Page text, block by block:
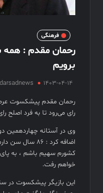
فیلم های
فرهنگی
رحمان مقدم : همه
برویم
1403-04-14
رحمان مقدم پیشکسوت
رای می‌رود تا به فرد اصلح
وی در آستانه چهاردهمین
اضافه کرد : ۸۶
کشورم سهیم باشم ، به
خواهم رفت.
این بازیگر پیشکسوت در